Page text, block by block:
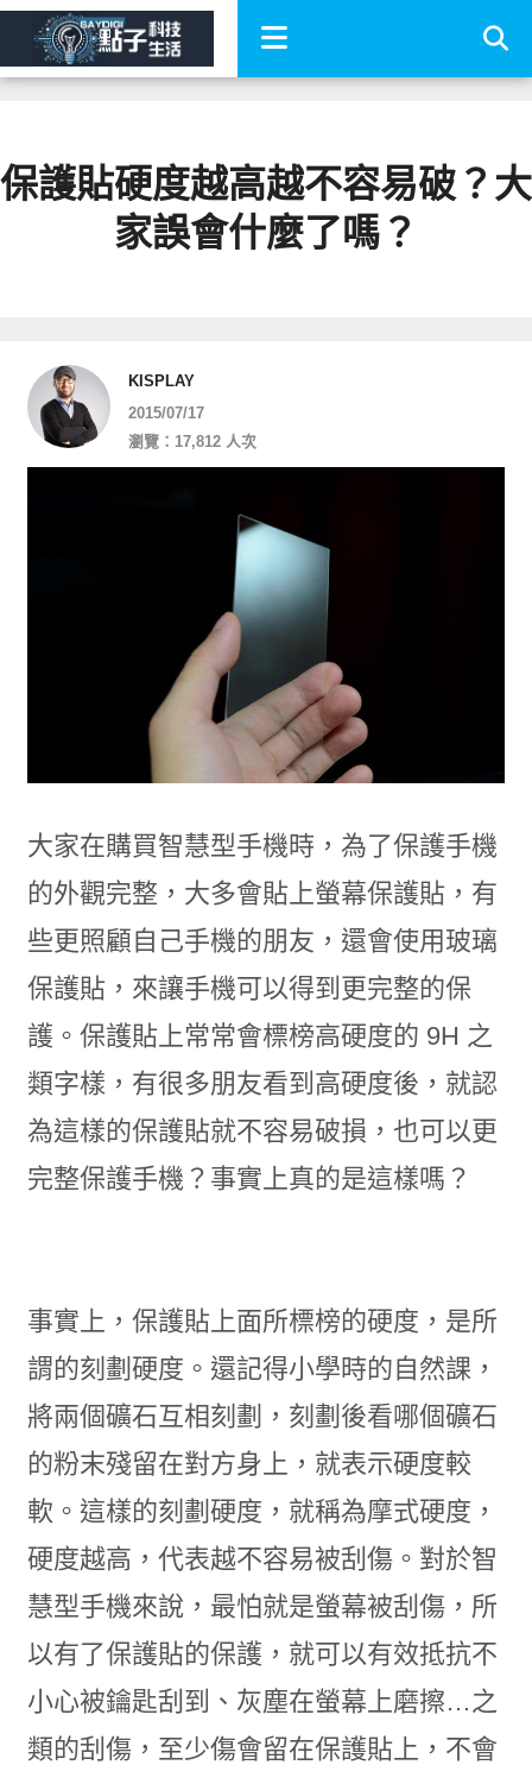
保護貼硬度越高越不容易破？大
家誤會什麼了嗎？
KISPLAY
2015/07/17
瀏覽：17,812 人次
大家在購買智慧型手機時，為了保護手機
的外觀完整，大多會貼上螢幕保護貼，有
些更照顧自己手機的朋友，還會使用玻璃
保護貼，來讓手機可以得到更完整的保
護。保護貼上常常會標榜高硬度的 9H 之
類字樣，有很多朋友看到高硬度後，就認
為這樣的保護貼就不容易破損，也可以更
完整保護手機？事實上真的是這樣嗎？
事實上，保護貼上面所標榜的硬度，是所
謂的刻劃硬度。還記得小學時的自然課，
將兩個礦石互相刻劃，刻劃後看哪個礦石
的粉末殘留在對方身上，就表示硬度較
軟。這樣的刻劃硬度，就稱為摩式硬度，
硬度越高，代表越不容易被刮傷。對於智
慧型手機來說，最怕就是螢幕被刮傷，所
以有了保護貼的保護，就可以有效抵抗不
小心被鑰匙刮到、灰塵在螢幕上磨擦…之
類的刮傷，至少傷會留在保護貼上，不會